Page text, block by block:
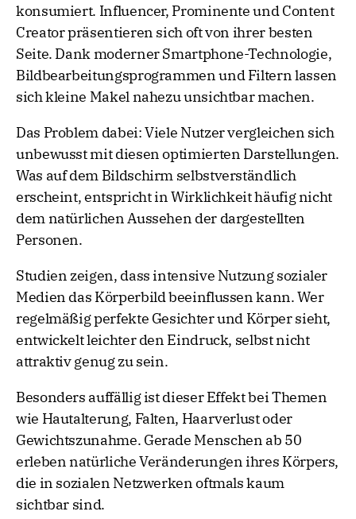
konsumiert. Influencer, Prominente und Content
Creator präsentieren sich oft von ihrer besten
Seite. Dank moderner Smartphone-Technologie,
Bildbearbeitungsprogrammen und Filtern lassen
sich kleine Makel nahezu unsichtbar machen.
Das Problem dabei: Viele Nutzer vergleichen sich
unbewusst mit diesen optimierten Darstellungen.
Was auf dem Bildschirm selbstverständlich
erscheint, entspricht in Wirklichkeit häufig nicht
dem natürlichen Aussehen der dargestellten
Personen.
Studien zeigen, dass intensive Nutzung sozialer
Medien das Körperbild beeinflussen kann. Wer
regelmäßig perfekte Gesichter und Körper sieht,
entwickelt leichter den Eindruck, selbst nicht
attraktiv genug zu sein.
Besonders auffällig ist dieser Effekt bei Themen
wie Hautalterung, Falten, Haarverlust oder
Gewichtszunahme. Gerade Menschen ab 50
erleben natürliche Veränderungen ihres Körpers,
die in sozialen Netzwerken oftmals kaum
sichtbar sind.